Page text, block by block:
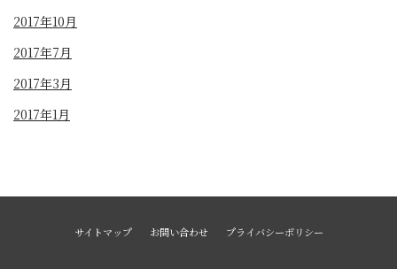
2017年10月
2017年7月
2017年3月
2017年1月
サイトマップ お問い合わせ プライバシーポリシー